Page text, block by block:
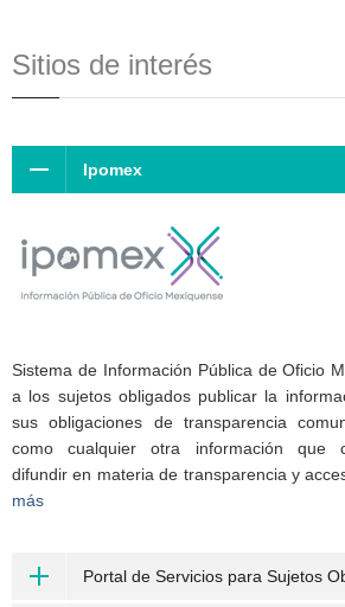
Sitios de interés
Ipomex
Sistema de Información Pública de Oficio
a los sujetos obligados publicar la
sus obligaciones de transparencia
como cualquier otra información que
difundir en materia de transparencia y
más
Portal de Servicios para Sujetos